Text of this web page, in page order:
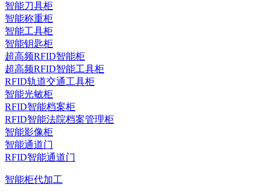
智能刀具柜
智能称重柜
智能工具柜
智能钥匙柜
超高频RFID智能柜
超高频RFID智能工具柜
RFID轨道交通工具柜
智能光敏柜
RFID智能档案柜
RFID智能法院档案管理柜
智能影像柜
智能通道门
RFID智能通道门
智能柜代加工